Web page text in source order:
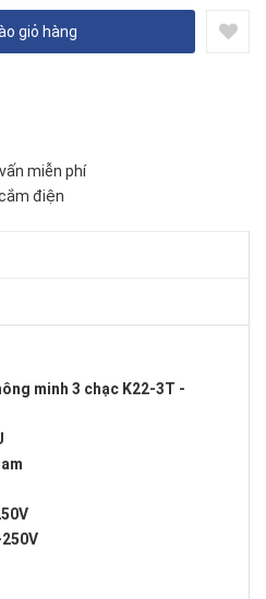
giỏ hàng
miễn phí
điện
minh 3 chạc K22-3T -